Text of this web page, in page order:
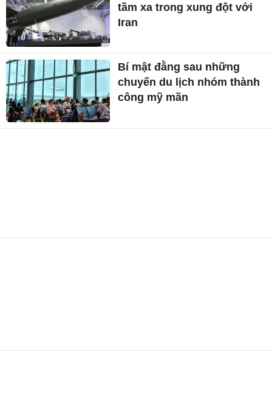
tầm xa trong xung đột với
Iran
Bí mật đằng sau những
chuyến du lịch nhóm thành
công mỹ mãn